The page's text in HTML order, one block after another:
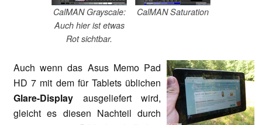
CalMAN Grayscale:
Auch hier ist etwas
Rot sichtbar.
CalMAN Saturation
Auch wenn das Asus Memo Pad
HD 7 mit dem für Tablets üblichen
Glare-Display ausgeliefert wird,
gleicht es diesen Nachteil durch